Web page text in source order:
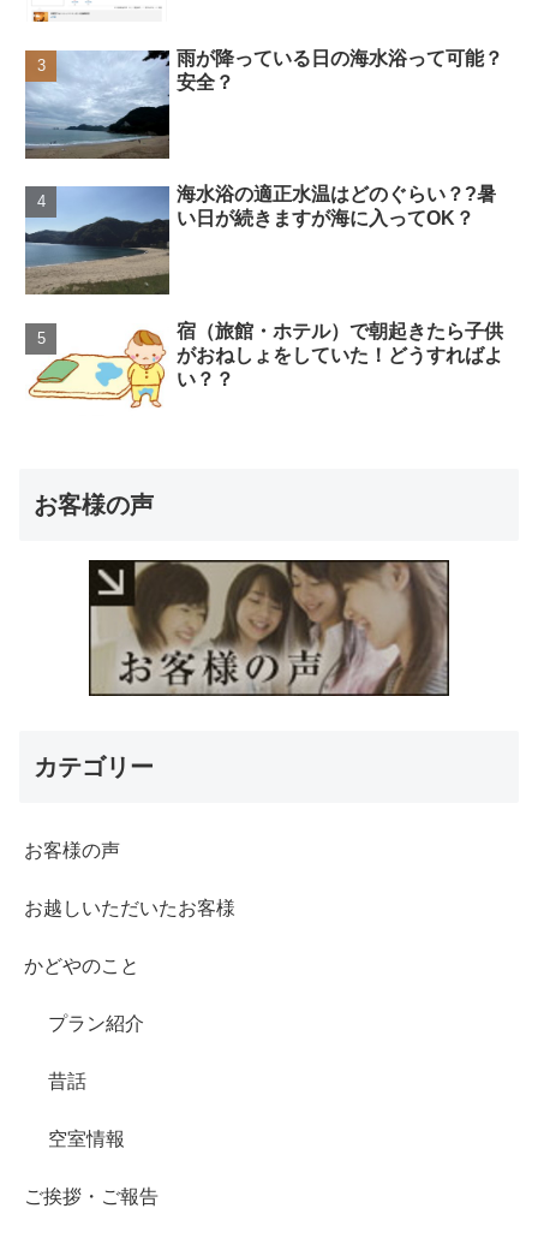
雨が降っている日の海水浴って可能？
安全？
海水浴の適正水温はどのぐらい？?暑
い日が続きますが海に入ってOK？
宿（旅館・ホテル）で朝起きたら子供
がおねしょをしていた！どうすればよ
い？？
お客様の声
カテゴリー
お客様の声
お越しいただいたお客様
かどやのこと
プラン紹介
昔話
空室情報
ご挨拶・ご報告